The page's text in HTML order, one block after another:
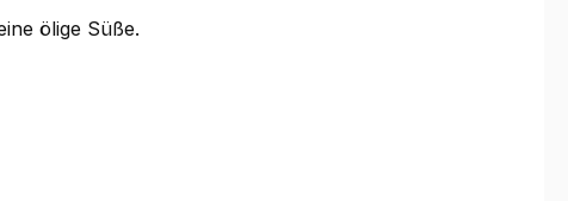
ölige Süße.